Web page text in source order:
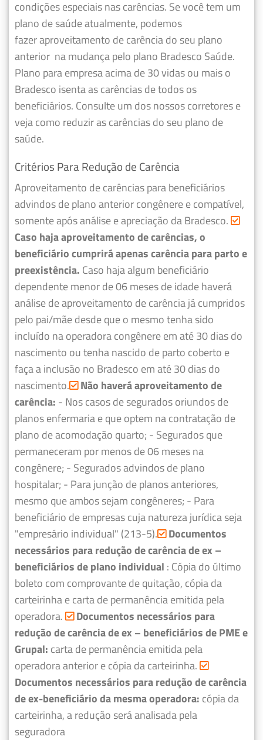
condições especiais nas carências. Se você tem um
plano de saúde atualmente, podemos
fazeraproveitamento de carência do seu plano
anterior na mudança pelo plano Bradesco Saúde.
Plano para empresa acima de 30 vidas ou mais o
Bradesco isenta as carências de todos os
beneficiários. Consulte um dos nossos corretores e
veja como reduzir as carências do seu plano de
saúde.
Critérios Para Redução de Carência
Aproveitamento de carências para beneficiários
advindos de plano anterior congênere e compatível,
somente após análise e apreciação da Bradesco.
Caso haja aproveitamento de carências, o
beneficiário cumprirá apenas carência para parto e
preexistência. Caso haja algum beneficiário
dependente menor de 06 meses de idade haverá
análise de aproveitamento de carência já cumpridos
pelo pai/mãe desde que o mesmo tenha sido
incluído na operadora congênere em até 30 dias do
nascimento ou tenha nascido de parto coberto e
faça a inclusão no Bradesco em até 30 dias do
nascimento. Não haverá aproveitamento de
carência: - Nos casos de segurados oriundos de
planos enfermaria e que optem na contratação de
plano de acomodação quarto; - Segurados que
permaneceram por menos de 06 meses na
congênere; - Segurados advindos de plano
hospitalar; - Para junção de planos anteriores,
mesmo que ambos sejam congêneres; - Para
beneficiário de empresas cuja natureza jurídica seja
"empresário individual" (213-5). Documentos
necessários para redução de carência de ex –
beneficiários de plano individual : Cópia do último
boleto com comprovante de quitação, cópia da
carteirinha e carta de permanência emitida pela
operadora.
Documentos necessários para
redução de carência de ex – beneficiários de PME e
Grupal: carta de permanência emitida pela
operadora anterior e cópia da carteirinha.
Documentos necessários para redução de carência
de ex-beneficiário da mesma operadora: cópia da
carteirinha, a redução será analisada pela
seguradora